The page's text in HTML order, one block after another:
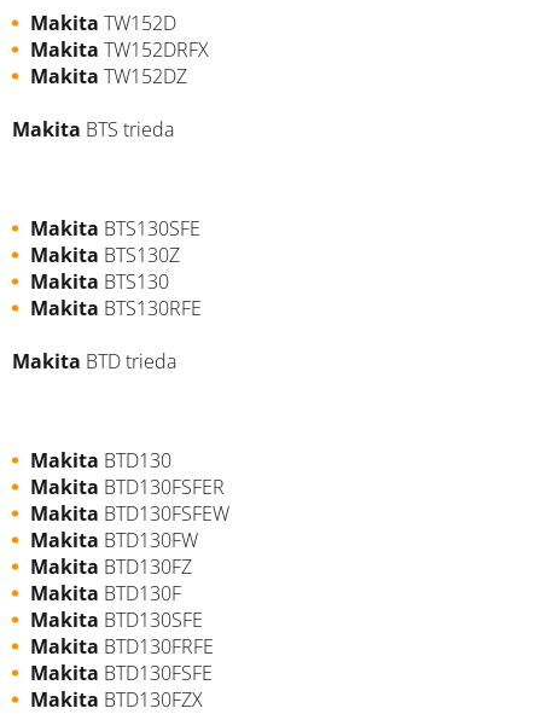
Makita TW152D
Makita TW152DRFX
Makita TW152DZ
Makita BTS trieda
Makita BTS130SFE
Makita BTS130Z
Makita BTS130
Makita BTS130RFE
Makita BTD trieda
Makita BTD130
Makita BTD130FSFER
Makita BTD130FSFEW
Makita BTD130FW
Makita BTD130FZ
Makita BTD130F
Makita BTD130SFE
Makita BTD130FRFE
Makita BTD130FSFE
Makita BTD130FZX